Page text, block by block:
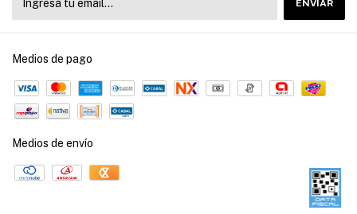
Medios de pago
Medios de envío